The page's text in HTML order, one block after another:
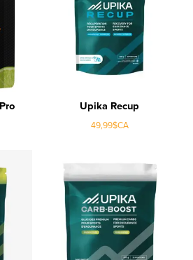
Upika Recup
49,99$CA